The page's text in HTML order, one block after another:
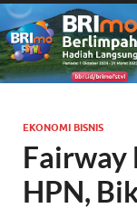
EKONOMI BISNIS
Fairway
HPN,